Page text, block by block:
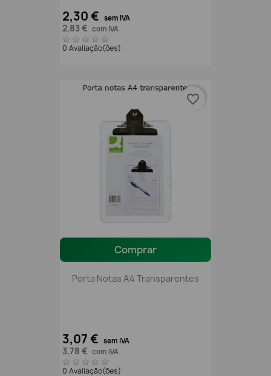
2,30 € sem IVA
2,83 € com IVA
0 Avaliação(ões)
Comprar
Porta Notas A4 Transparentes
3,07 € sem IVA
3,78 € com IVA
0 Avaliação(ões)
favorite_border